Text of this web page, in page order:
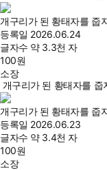
개구리가 된 황태자를 줍
등록일 2026.06.24
글자수 약 3.3천 자
100원
소장
개구리가 된 황태자를
개구리가 된 황태자를 줍
등록일 2026.06.23
글자수 약 3.4천 자
100원
소장